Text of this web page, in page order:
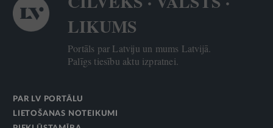
LIKUMS
Portāls par Latviju un mums Latvijā.
Palīgs tiesību aktu izpratnei.
PAR LV PORTĀLU
LIETOŠANAS NOTEIKUMI